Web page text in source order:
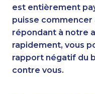
est entièrement
puisse commencer
répondant à notre
rapidement, vous
rapport négatif du
contre vous.